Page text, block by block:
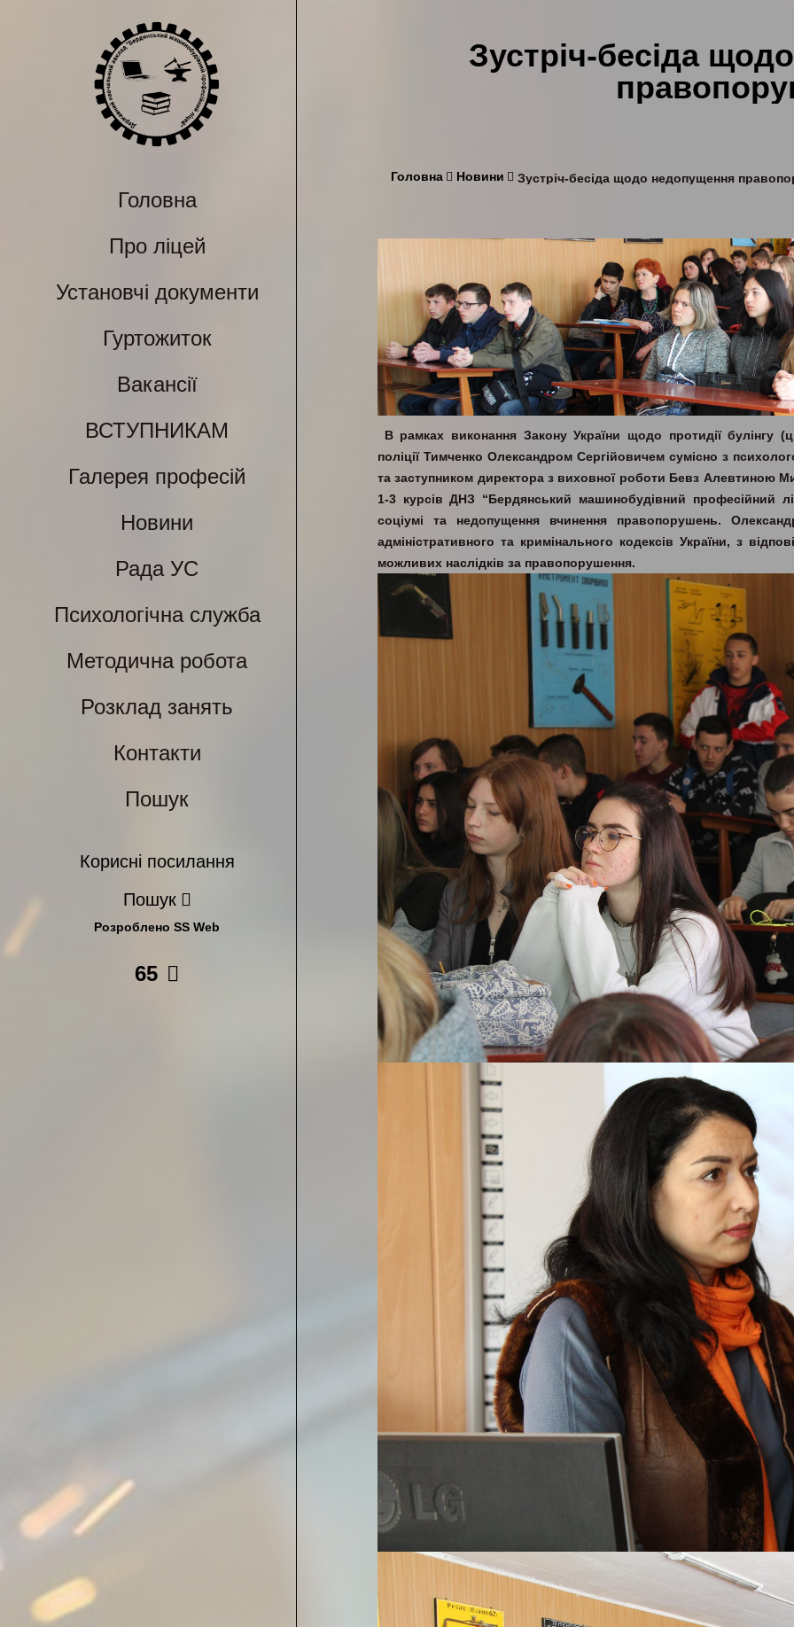
Головна
Про ліцей
Установчі документи
Гуртожиток
Вакансії
ВСТУПНИКАМ
Галерея професій
Новини
Рада УС
Психологічна служба
Методична робота
Розклад занять
Контакти
Пошук
Корисні посилання
Пошук
Розроблено SS Web
65
Зустріч-бесіда
Головна Новини Зустріч-бесіда щодо недопущення
В рамках виконання Закону України щодо протидії булінгу
поліції Тимченко Олександром Сергійовичем сумісно з
та заступником директора з виховної роботи Бевз Алевтиною
1-3 курсів ДНЗ “Бердянський машинобудівний професійний
соціумі та недопущення вчинення правопорушень.
адміністративного та кримінального кодексів України, з
можливих наслідків за правопорушення.